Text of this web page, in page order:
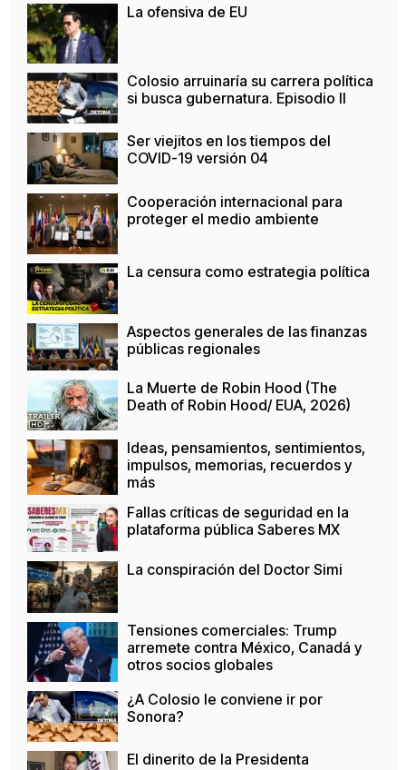
La ofensiva de EU
Colosio arruinaría su carrera política
si busca gubernatura. Episodio II
Ser viejitos en los tiempos del
COVID-19 versión 04
Cooperación internacional para
proteger el medio ambiente
La censura como estrategia política
Aspectos generales de las finanzas
públicas regionales
La Muerte de Robin Hood (The
Death of Robin Hood/ EUA, 2026)
Ideas, pensamientos, sentimientos,
impulsos, memorias, recuerdos y
más
Fallas críticas de seguridad en la
plataforma pública Saberes MX
La conspiración del Doctor Simi
Tensiones comerciales: Trump
arremete contra México, Canadá y
otros socios globales
¿A Colosio le conviene ir por
Sonora?
El dinerito de la Presidenta